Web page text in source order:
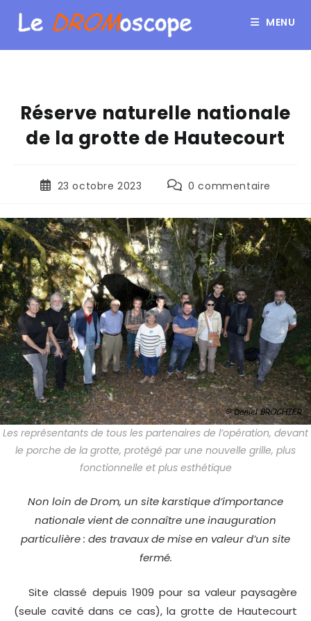
MENU
Réserve naturelle nationale
de la grotte de Hautecourt
23 octobre 2023 0 commentaire
Les représentants de tous les partenaires de l’opération, devant
le porche de la grotte, protégé par une nouvelle grille, plus
fonctionnelle et plus esthétique
Non loin de Drom, un site karstique d’importance
nationale vient de connaître une inauguration
particulière : des travaux de mise en valeur d’un site
fermé.
Site classé depuis 1909 pour sa valeur paysagère
(seule cavité dans ce cas), la grotte de Hautecourt